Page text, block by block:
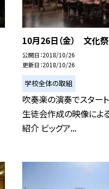
10月26日（金） 文化祭
公開日 2018/10/26
更新日 2018/10/26
学校全体の取組
吹奏楽の演奏でスタート
生徒会作成の映像によ
紹介 ビッグア...